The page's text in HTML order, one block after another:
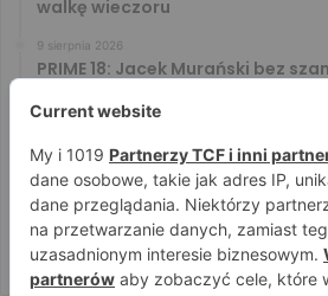
walkę wieczoru
9 sierpnia 2026
PRIME 18: Jacek Murański bez
PRIME 18: Mariusz Wach rozbity
Team zwyciężył w 3. rundzie
8 sierpnia 2026
PRIME 18: Bagieta wrócił i wygrał.
2. rundzie